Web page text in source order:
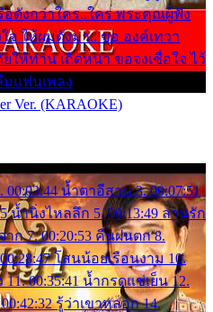
อดังกว่าใคร..ใคร พระคุณผู้ฟัง
จ ให้ผมดังมา.. ขอ องค์เทวา
ห้ท่าน เถิดหนา ขอจงเชื่อใจ ไว้
มแฟนเพลง
Ver. (KARAOKE)
00:03:44 น้ำตาอีสาน 3. 00:07:51
น้ำนิ่งไหลลึก 5. 00:13:49 ลานรัก
าก 7. 00:20:53 คืนฝนตก 8.
โสนน้อยเรือนงาม 10.
00:35:41 น้ำกรดแช่เย็น 12.
รู้ว่าเขาหลอก 14.